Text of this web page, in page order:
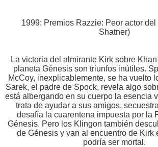
1999: Premios Razzie: Peor actor
Shatner)
La victoria del almirante Kirk sobre
planeta Génesis son triunfos inútiles.
McCoy, inexplicablemente, se ha vuelto
Sarek, el padre de Spock, revela algo
está albergando en su cuerpo la esencia
trata de ayudar a sus amigos,
desafía la cuarentena impuesta por la
Génesis. Pero los Klingon también
de Génesis y van al encuentro de Kirk
podría ser mortal.